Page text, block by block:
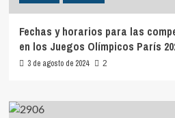
Fechas y horarios para las
en los Juegos Olímpicos París
3 de agosto de 2024 2